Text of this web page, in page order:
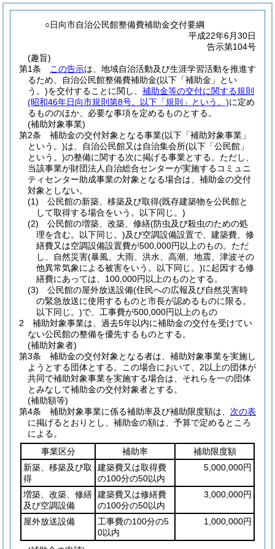
○日向市自治公民館整備費補助金交付要綱
平成22年6月30日
告示第104号
(趣旨)
第1条
この告示は、地域自治活動及び生涯学習活動を推進す
るため、自治公民館整備費補助金(以下「補助金」とい
う。)を交付することに関し、 補助金等の交付に関する規則
(昭和46年日向市規則第8号。以下「規則」という。)に定め
るもののほか、必要な事項を定めるものとする。
(補助対象事業)
第2条
補助金の交付対象となる事業(以下「補助対象事業」
という。)は、自治公民館又は自治集会所(以下「公民館」
という。)の整備に関する次に掲げる事業とする。 ただし、
当該事業が財団法人自治総合センターが実施するコミュニ
ティセンター助成事業の対象となる場合は、補助金の交付
対象としない。
(1)
公民館の新築、移築及び取得(既存建築物を公民館と
して取得する場合をいう。以下同じ。)
(2)
公民館の増築、改築、修繕(防虫及び殺虫のための処
理を含む。以下同じ。)及び空調設備設置で、建築費、修
繕費又は空調設備設置費が500,000円以上のもの。 ただ
し、自然災害(暴風、大雨、洪水、高潮、地震、津波その
他異常気象による被害をいう。以下同じ。)に起因する修
繕費にあっては、100,000円以上のものとする。
(3)
公民館の屋外放送設備(住民への広報及び自然災害時
の緊急放送に使用するものと市長が認めるものに限る。
以下同じ。)で、工事費が500,000円以上のもの
2
補助対象事業は、過去5年以内に補助金の交付を受けてい
ない公民館の整備を優先するものとする。
(補助対象者)
第3条
補助金の交付対象となる者は、補助対象事業を実施し
ようとする団体とする。
この場合において、2以上の団体が
共同で補助対象事業を実施する場合は、それらを一の団体
とみなして補助金の交付対象者とする。
(補助額等)
第4条
補助対象事業に係る補助率及び補助限度額は、 次の表
に掲げるとおりとし、補助金の額は、予算で定めるところ
による。
事業区分
補助率
補助限度額
新築、移築及び取
得
建築費又は取得費
の100分の50以内
5,000,000円
増築、改築、修繕
及び空調設備
建築費又は修繕費
の100分の50以内
3,000,000円
屋外放送設備
工事費の100分の5
0以内
1,000,000円